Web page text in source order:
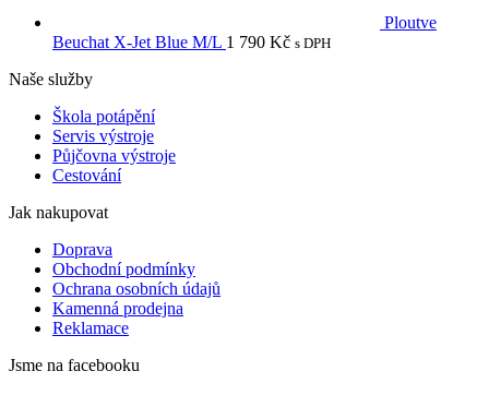
Ploutve
Beuchat X-Jet Blue M/L 1 790 Kč s DPH
Naše služby
Škola potápění
Servis výstroje
Půjčovna výstroje
Cestování
Jak nakupovat
Doprava
Obchodní podmínky
Ochrana osobních údajů
Kamenná prodejna
Reklamace
Jsme na facebooku